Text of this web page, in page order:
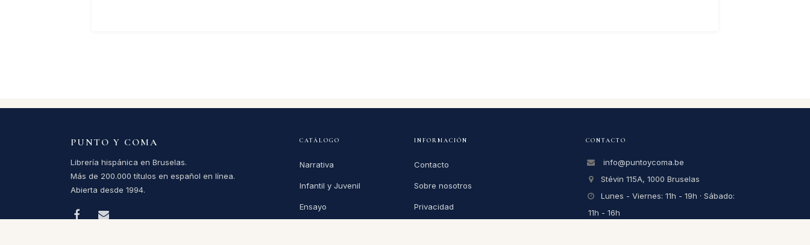
PUNTO Y COMA
Librería hispánica en Bruselas.
Más de 200.000 títulos en español en línea.
Abierta desde 1994.
CATÁLOGO
Narrativa
Infantil y Juvenil
Ensayo
INFORMACIÓN
Contacto
Sobre nosotros
Privacidad
CONTACTO
info@puntoycoma.be
Stévin 115A, 1000 Bruselas
Lunes - Viernes: 11h - 19h · Sábado:
11h - 16h